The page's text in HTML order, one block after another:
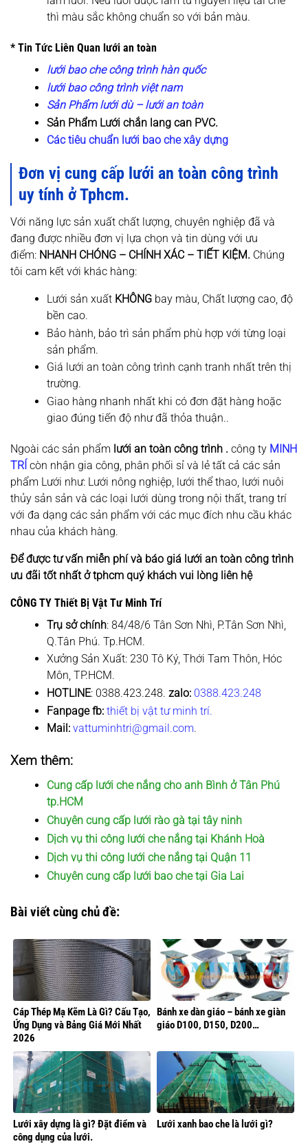
thì màu sắc không chuẩn so với bản màu.
* Tin Tức Liên Quan lưới an toàn
lưới bao che công trình hàn quốc
lưới bao công trình việt nam
Sản Phẩm lưới dù – lưới an toàn
Sản Phẩm Lưới chắn lang can PVC.
Các tiêu chuẩn lưới bao che xây dựng
Đơn vị cung cấp lưới an toàn công trình
uy tính ở Tphcm.
Với năng lực sản xuất chất lượng, chuyên nghiệp đã và
đang được nhiều đơn vị lựa chọn và tin dùng với ưu
điểm: NHANH CHÓNG – CHÍNH XÁC – TIẾT KIỆM. Chúng
tôi cam kết với khác hàng:
Lưới sản xuất KHÔNGbay màu, Chất lượng cao, độ
bền cao.
Bảo hành, bảo trì sản phẩm phù hợp với từng loại
sản phẩm.
Giá lưới an toàn công trình cạnh tranh nhất trên thị
trường.
Giao hàng nhanh nhất khi có đơn đặt hàng hoặc
giao đúng tiến độ như đã thỏa thuận..
Ngoài các sản phẩm lưới an toàn công trình . công ty MINH
TRÍ còn nhận gia công, phân phối sỉ và lẻ tất cả các sản
phẩm Lưới như: Lưới nông nghiệp, lưới thể thao, lưới nuôi
thủy sản sản và các loại lưới dùng trong nội thất, trang trí
với đa dạng các sản phẩm với các mục đích nhu cầu khác
nhau của khách hàng.
Để được tư vấn miễn phí và báo giá lưới an toàn công trình
ưu đãi tốt nhất ở tphcm quý khách vui lòng liên hệ
CÔNG TY Thiết Bị Vật Tư Minh Trí
Trụ sở chính: 84/48/6 Tân Sơn Nhì, P.Tân Sơn Nhì,
Q.Tân Phú. Tp.HCM.
Xưởng Sản Xuất: 230 Tô Ký, Thới Tam Thôn, Hóc
Môn, TP.HCM.
HOTLINE: 0388.423.248. zalo: 0388.423.248
Fanpage fb: thiết bị vật tư minh trí.
Mail: vattuminhtri@gmail.com.
Xem thêm:
Cung cấp lưới che nắng cho anh Bình ở Tân Phú
tp.HCM
Chuyên cung cấp lưới rào gà tại tây ninh
Dịch vụ thi công lưới che nắng tại Khánh Hoà
Dịch vụ thi công lưới che nắng tại Quận 11
Chuyên cung cấp lưới bao che tại Gia Lai
Bài viết cùng chủ đề:
Cáp Thép Mạ Kẽm Là Gì? Cấu Tạo,
Ứng Dụng và Bảng Giá Mới Nhất
2026
Bánh xe dàn giáo – bánh xe giàn
giáo D100, D150, D200…
Lưới xây dựng là gì? Đặt điểm và
công dụng của lưới.
Lưới xanh bao che là lưới gì?